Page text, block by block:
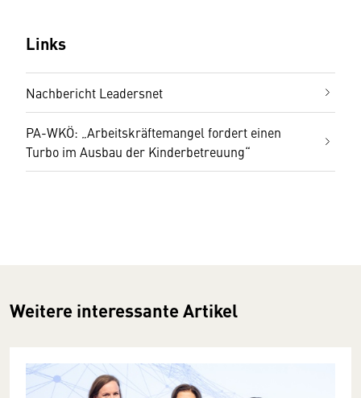
Links
Nachbericht Leadersnet
PA-WKÖ: „Arbeitskräftemangel fordert einen
Turbo im Ausbau der Kinderbetreuung“
Weitere interessante Artikel